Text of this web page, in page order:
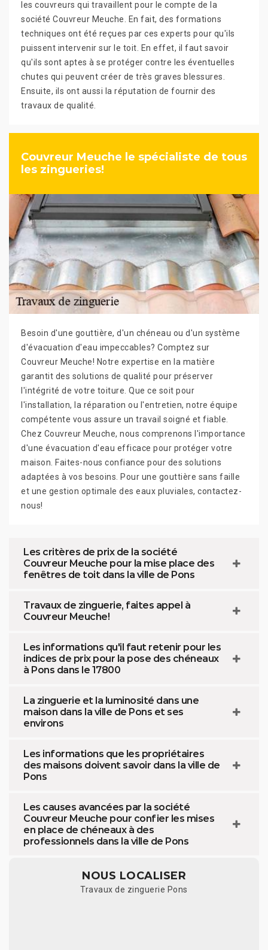
les couvreurs qui travaillent pour le compte de la
société Couvreur Meuche. En fait, des formations
techniques ont été reçues par ces experts pour qu'ils
puissent intervenir sur le toit. En effet, il faut savoir
qu'ils sont aptes à se protéger contre les éventuelles
chutes qui peuvent créer de très graves blessures.
Ensuite, ils ont aussi la réputation de fournir des
travaux de qualité.
Couvreur Meuche le spécialiste de tous
les zingueries!
Besoin d'une gouttière, d'un chéneau ou d'un système
d'évacuation d'eau impeccables? Comptez sur
Couvreur Meuche! Notre expertise en la matière
garantit des solutions de qualité pour préserver
l'intégrité de votre toiture. Que ce soit pour
l'installation, la réparation ou l'entretien, notre équipe
compétente vous assure un travail soigné et fiable.
Chez Couvreur Meuche, nous comprenons l'importance
d'une évacuation d'eau efficace pour protéger votre
maison. Faites-nous confiance pour des solutions
adaptées à vos besoins. Pour une gouttière sans faille
et une gestion optimale des eaux pluviales, contactez-
nous!
Les critères de prix de la société
Couvreur Meuche pour la mise place des
fenêtres de toit dans la ville de Pons
Travaux de zinguerie, faites appel à
Couvreur Meuche!
Les informations qu'il faut retenir pour les
indices de prix pour la pose des chéneaux
à Pons dans le 17800
La zinguerie et la luminosité dans une
maison dans la ville de Pons et ses
environs
Les informations que les propriétaires
des maisons doivent savoir dans la ville de
Pons
Les causes avancées par la société
Couvreur Meuche pour confier les mises
en place de chéneaux à des
professionnels dans la ville de Pons
NOUS LOCALISER
Travaux de zinguerie Pons